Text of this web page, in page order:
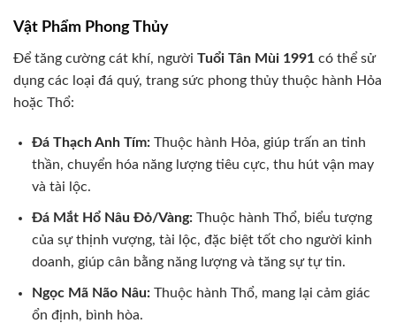
Vật Phẩm Phong Thủy
Để tăng cường cát khí, người Tuổi Tân Mùi 1991 có thể sử
dụng các loại đá quý, trang sức phong thủy thuộc hành Hỏa
hoặc Thổ:
Đá Thạch Anh Tím:Thuộc hành Hỏa, giúp trấn an tinh
thần, chuyển hóa năng lượng tiêu cực, thu hút vận may
và tài lộc.
Đá Mắt Hổ Nâu Đỏ/Vàng:Thuộc hành Thổ, biểu tượng
của sự thịnh vượng, tài lộc, đặc biệt tốt cho người kinh
doanh, giúp cân bằng năng lượng và tăng sự tự tin.
Ngọc Mã Não Nâu:Thuộc hành Thổ, mang lại cảm giác
ổn định, bình hòa.